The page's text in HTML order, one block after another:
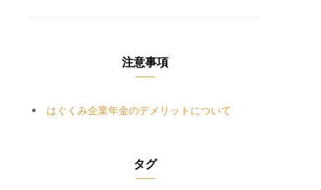
注意事項
はぐくみ企業年金のデメリットについて
タグ